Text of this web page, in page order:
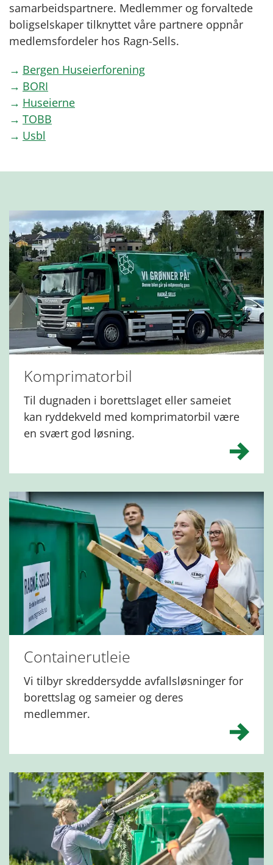
samarbeidspartnere. Medlemmer og forvaltede
boligselskaper tilknyttet våre partnere oppnår
medlemsfordeler hos Ragn-Sells.
Bergen Huseierforening
BORI
Huseierne
TOBB
Usbl
Komprimatorbil
Til dugnaden i borettslaget eller sameiet
kan ryddekveld med komprimatorbil være
en svært god løsning.
Containerutleie
Vi tilbyr skreddersydde avfallsløsninger for
borettslag og sameier og deres
medlemmer.